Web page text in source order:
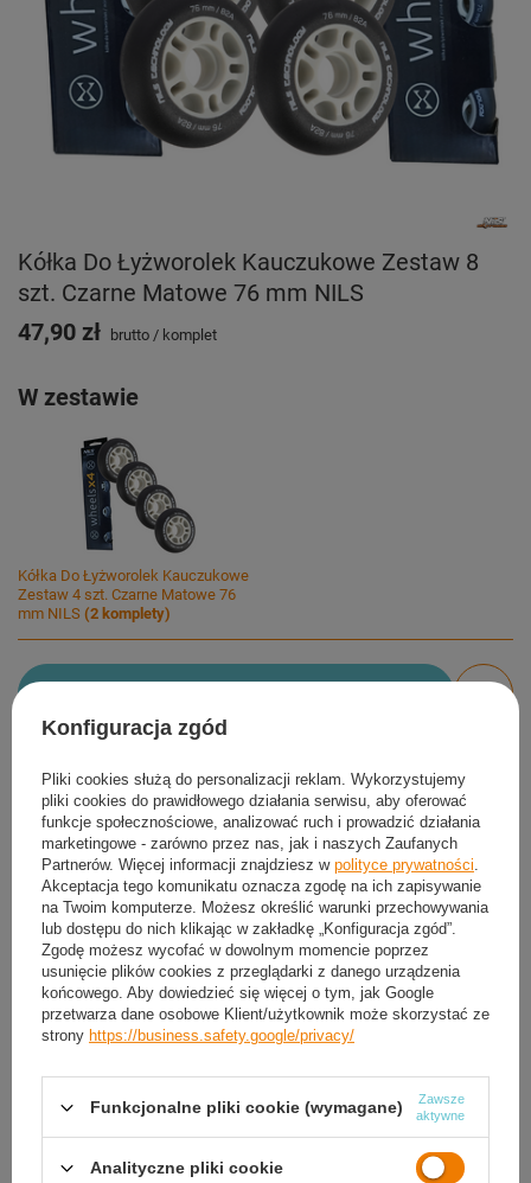
Kółka Do Łyżworolek Kauczukowe Zestaw 8
szt. Czarne Matowe 76 mm NILS
W zestawie
Kółka Do Łyżworolek Kauczukowe
Zestaw 4 szt. Czarne Matowe 76
mm NILS (2 komplety)
47,90 zł brutto / komplet
Produkt dostępny Wysyłkajutro
Darmowa i szybka dostawa od50,00 zł
30dni na łatwy zwrot
Sprawdź, w którym sklepie obejrzysz i kupisz od ręki
Bezpieczne zakupy
odbioru
50,00 złsą za
Konfiguracja zgód
Pliki cookies służą do personalizacji reklam. Wykorzystujemy
pliki cookies do prawidłowego działania serwisu, aby oferować
funkcje społecznościowe, analizować ruch i prowadzić działania
marketingowe - zarówno przez nas, jak i naszych Zaufanych
Partnerów. Więcej informacji znajdziesz w polityce prywatności
Akceptacja tego komunikatu oznacza zgodę na ich zapisywanie
na Twoim komputerze. Możesz określić warunki przechowywania
lub dostępu do nich klikając w zakładkę „Konfiguracja zgód”.
Zgodę możesz wycofać w dowolnym momencie poprzez
usunięcie plików cookies z przeglądarki z danego urządzenia
końcowego. Aby dowiedzieć się więcej o tym, jak Google
przetwarza dane osobowe Klient/użytkownik może skorzystać ze
strony https://business.safety.google/privacy/
Funkcjonalne pliki cookie (wymagane)
Zawsze
aktywne
Analityczne pliki cookie